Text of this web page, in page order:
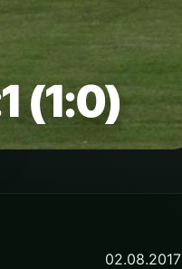
(1:0)
02.08.2017